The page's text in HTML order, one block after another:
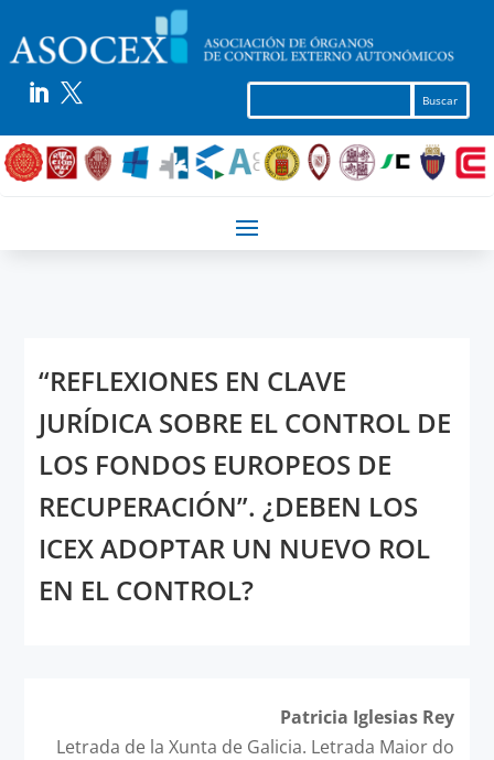
 
“REFLEXIONES EN CLAVE
JURÍDICA SOBRE EL CONTROL DE
LOS FONDOS EUROPEOS DE
RECUPERACIÓN”. ¿DEBEN LOS
ICEX ADOPTAR UN NUEVO ROL
EN EL CONTROL?
Patricia Iglesias Rey
Letrada de la Xunta de Galicia. Letrada Maior do